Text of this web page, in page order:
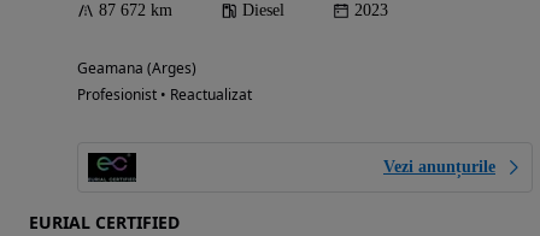
87 672 km Diesel 2023
Geamana (Arges)
Profesionist • Reactualizat
Vezi anunțurile
EURIAL CERTIFIED